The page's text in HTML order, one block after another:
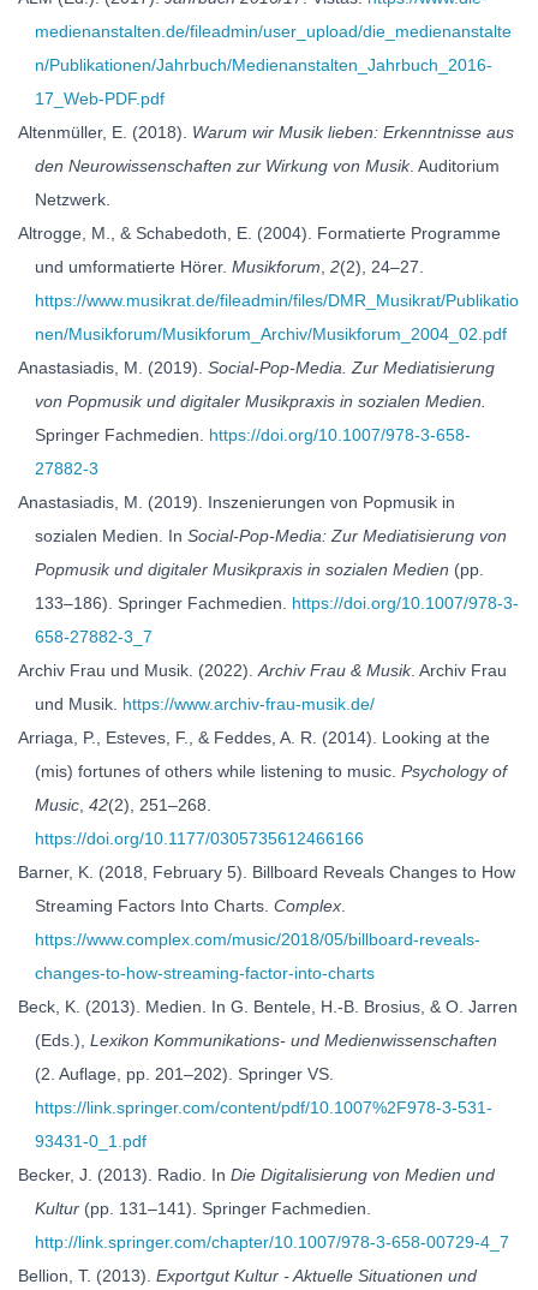
medienanstalten.de/fileadmin/user_upload/die_medienanstalte
n/Publikationen/Jahrbuch/Medienanstalten_Jahrbuch_2016-
17_Web-PDF.pdf
Altenmüller, E. (2018). Warum wir Musik lieben: Erkenntnisse aus
den Neurowissenschaften zur Wirkung von Musik. Auditorium
Netzwerk.
Altrogge, M., & Schabedoth, E. (2004). Formatierte Programme
und umformatierte Hörer. Musikforum 2(2), 24–27.
https://www.musikrat.de/fileadmin/files/DMR_Musikrat/Publikatio
nen/Musikforum/Musikforum_Archiv/Musikforum_2004_02.pdf
Anastasiadis, M. (2019). Social-Pop-Media. Zur Mediatisierung
von Popmusik und digitaler Musikpraxis in sozialen Medien.
Springer Fachmedien. https://doi.org/10.1007/978-3-658-
27882-3
Anastasiadis, M. (2019). Inszenierungen von Popmusik in
sozialen Medien. In Social-Pop-Media: Zur Mediatisierung von
Popmusik und digitaler Musikpraxis in sozialen Medien (pp.
133–186). Springer Fachmedien. https://doi.org/10.1007/978-3-
658-27882-3_7
Archiv Frau und Musik. (2022). Archiv Frau & Musik. Archiv Frau
und Musik. https://www.archiv-frau-musik.de/
Arriaga, P., Esteves, F., & Feddes, A. R. (2014). Looking at the
(mis) fortunes of others while listening to music. Psychology of
Music 42(2), 251–268.
https://doi.org/10.1177/0305735612466166
Barner, K. (2018, February 5). Billboard Reveals Changes to How
Streaming Factors Into Charts. Complex
https://www.complex.com/music/2018/05/billboard-reveals-
changes-to-how-streaming-factor-into-charts
Beck, K. (2013). Medien. In G. Bentele, H.-B. Brosius, & O. Jarren
(Eds.), Lexikon Kommunikations- und Medienwissenschaften
(2. Auflage, pp. 201–202). Springer VS.
https://link.springer.com/content/pdf/10.1007%2F978-3-531-
93431-0_1.pdf
Becker, J. (2013). Radio. In Die Digitalisierung von Medien und
Kultur (pp. 131–141). Springer Fachmedien.
http://link.springer.com/chapter/10.1007/978-3-658-00729-4_7
Bellion, T. (2013). Exportgut Kultur - Aktuelle Situationen und